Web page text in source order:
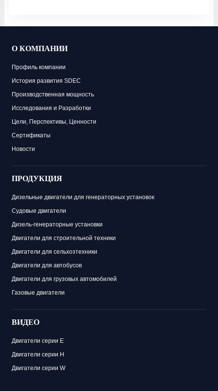
О КОМПАНИИ
Профиль компании
История развития SDEC
Производственная мощность
Исследования и Разработки
Цели, Перспективы, Ценности
Сертификаты
Новости
ПРОДУКЦИЯ
Дизельные двигатели для генераторных установок
Судовые двигатели
Дизель-генераторные установки
Двигатели для строительной техники
Двигатели для сельхозтехники
Двигатели для автобусов
Двигатели для грузовых автомобилей
Газовые двигатели
ВИДЕО
Двигатели серии E
Двигатели серии H
Двигатели серии W